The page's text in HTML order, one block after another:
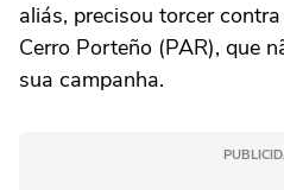
aliás, precisou torcer
Cerro Porteño (PAR), que
sua campanha.